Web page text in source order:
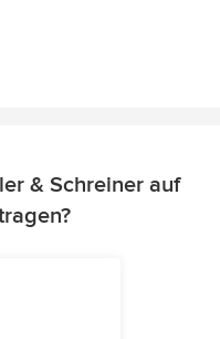
& Schreiner auf